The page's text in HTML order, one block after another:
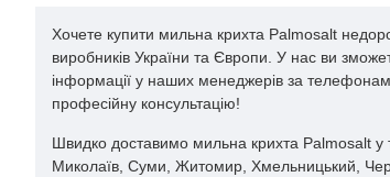
Хочете купити мильна крихта Palmosalt
виробників України та Європи. У нас ви
інформації у наших менеджерів за
професійну консультацію!
Швидко доставимо мильна крихта Palmosalt у
Миколаїв, Суми, Житомир, Хмельницький,